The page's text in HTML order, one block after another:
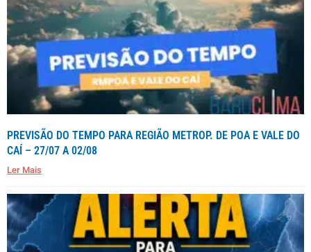
PREVISÃO DO TEMPO PARA REGIÃO METROP. DE POA E VALE DO
CAÍ – 27/07 A 02/08
Ler Mais